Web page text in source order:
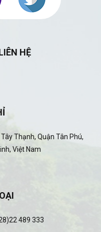
HỆ
Thạnh, Quận Tân Phú,
Việt Nam
489 333